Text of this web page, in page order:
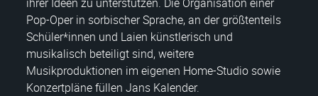
Pop-Oper in sorbischer Sprache, an der größtenteils
Schüler*innen und Laien künstlerisch und
musikalisch beteiligt sind, weitere
Musikproduktionen im eigenen Home-Studio sowie
Konzertpläne füllen Jans Kalender.